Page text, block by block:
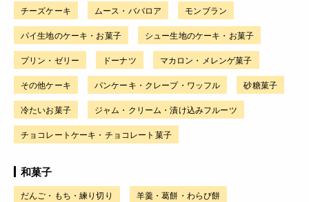
チーズケーキ ムース・ババロア モンブラン
パイ生地のケーキ・お菓子 シュー生地のケーキ・お菓子
プリン・ゼリー ドーナツ マカロン・メレンゲ菓子
その他ケーキ パンケーキ・クレープ・ワッフル 砂糖菓子
冷たいお菓子 ジャム・クリーム・漬け込みフルーツ
チョコレートケーキ・チョコレート菓子
和菓子
だんご・もち・練り切り 羊羹・葛餅・わらび餅